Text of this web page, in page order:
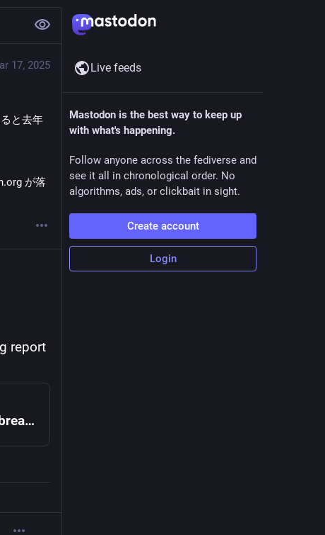
17, 2025
と去年
が落
report
#1100661 - libtinyxml2-10: apparent ABI break - Debian Bug report logs
Live feeds
Mastodon is the best way to keep up
with what's happening.
Follow anyone across the fediverse and
see it all in chronological order. No
algorithms, ads, or clickbait in sight.
Create account
Login